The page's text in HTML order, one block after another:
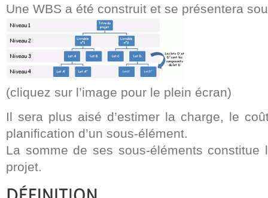
Une WBS a été construit et se présentera
(cliquez sur l’image pour le plein écran)
Il sera plus aisé d’estimer la charge, le
planification d’un sous-élément.
La somme de ses sous-éléments constitue
projet.